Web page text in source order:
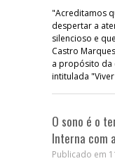
"Acreditamos
despertar a
silencioso e
Castro
a propósito da
intitulada
O sono é o
Interna com
Publicado em